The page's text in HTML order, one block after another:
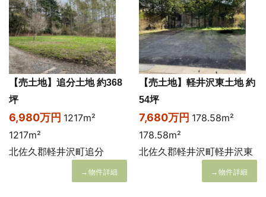
【売土地】追分土地 約368
坪
6,980万円 1217m²
1217m²
北佐久郡軽井沢町追分
→物件詳細
【売土地】軽井沢東土地 約
54坪
7,680万円 178.58m²
178.58m²
北佐久郡軽井沢町軽井沢東
→物件詳細